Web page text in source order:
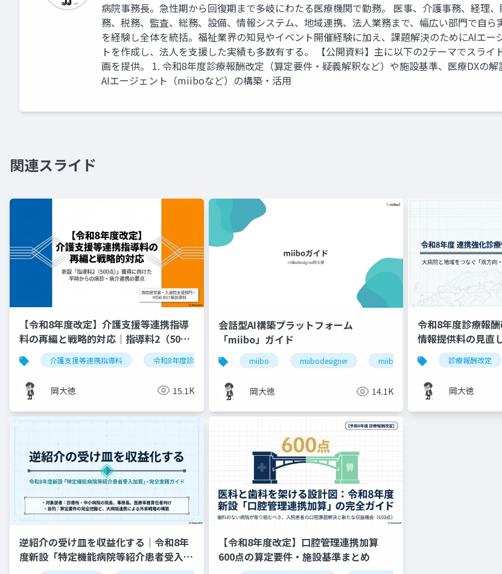
病院事務長。急性期から回復期まで多岐にわたる医療機関で勤務。 医事、介護事務、経理、
務、税務、監査、総務、設備、情報システム、地域連携、法人業務まで、幅広い部門で自ら
を経験し全体を統括。福祉業界の知見やイベント開催経験に加え、課題解決のためにAIエー
トを作成し、法人を支援した実績も多数有する。 【公開資料】主に以下の2テーマでスライ
画を提供。 1. 令和8年度診療報酬改定（算定要件・疑義解釈など）や施設基準、医療DXの解
AIエージェント（miiboなど）の構築・活用
関連スライド
【令和8年度改定】介護支援等連携指導
料の再編と戦略的対応｜指導料2（500
点）の要件整理
介護支援等連携指導料 令和8年度診療報酬改定 入退院支援 ケアマネジャー連携 医療介護連携
岡大徳 15.1K
会話型AI構築プラットフォーム
「miibo」ガイド
miibo miibodesigner miiboガイド miiboマニュアル
岡大徳 14.1K
令和8年度診療報
情報提供料の見直
診療報酬改定
岡大徳
逆紹介の受け皿を収益化する｜令和8年
度新設「特定機能病院等紹介患者受入加
算」完全実践ガイド
【令和8年度改定】口腔管理連携加算
600点の算定要件・施設基準まとめ